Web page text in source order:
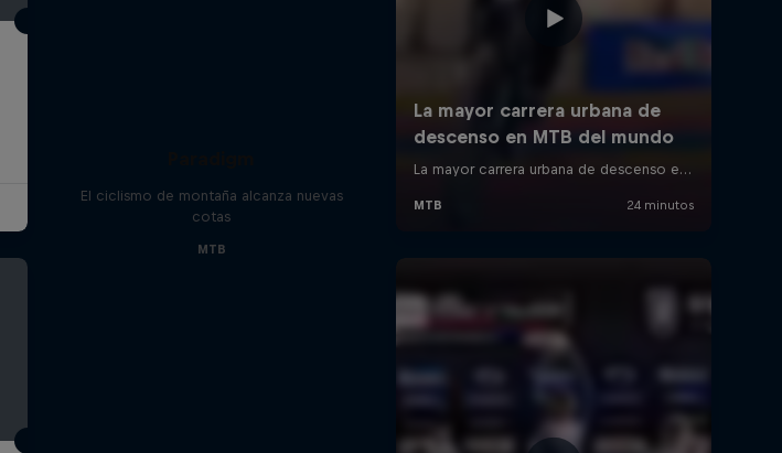
El ciclismo de montaña alcanza nuevas
cotas
MTB